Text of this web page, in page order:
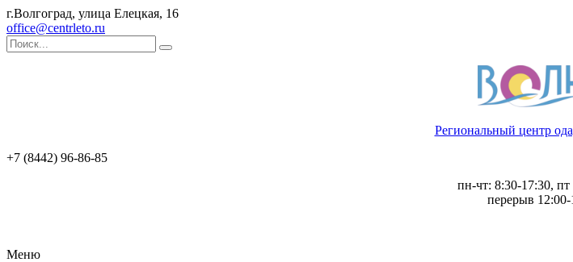
г.Волгоград, улица Елецкая, 16
office@centrleto.ru
Региональный центр
+7 (8442) 96-86-85
пн-чт: 8:30-17:30, пт
перерыв 12:00-
Меню